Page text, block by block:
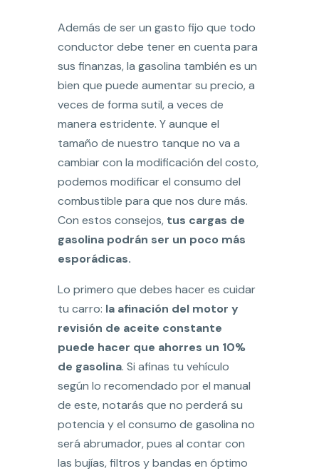
Además de ser un gasto fijo que todo
conductor debe tener en cuenta para
sus finanzas, la gasolina también es un
bien que puede aumentar su precio, a
veces de forma sutil, a veces de
manera estridente. Y aunque el
tamaño de nuestro tanque no va a
cambiar con la modificación del costo,
podemos modificar el consumo del
combustible para que nos dure más.
Con estos consejos, tus cargas de
gasolina podrán ser un poco más
esporádicas.
Lo primero que debes hacer es cuidar
tu carro: la afinación del motor y
revisión de aceite constante
puede hacer que ahorres un 10%
de gasolina. Si afinas tu vehículo
según lo recomendado por el manual
de este, notarás que no perderá su
potencia y el consumo de gasolina no
será abrumador, pues al contar con
las bujías, filtros y bandas en óptimo